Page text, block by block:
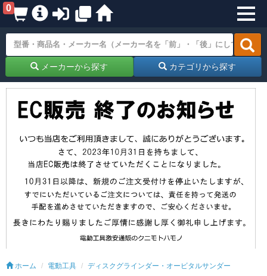
0
メーカーから探す カテゴリから探す
ホーム 電動工具 ディスクグラインダー・オービタルサンダー